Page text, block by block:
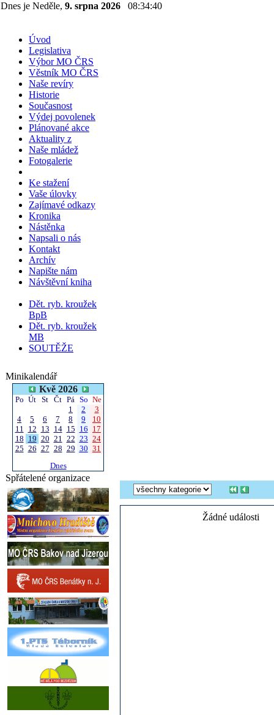
Dnes je Neděle, 9. srpna 2026 08:34:42
Úvod
Legislativa
Výbor MO ČRS
Věstník MO ČRS
Naše revíry
Historie
Současnost
Výdej povolenek
Plánované akce
Aktuality z
Naše mládež
Fotogalerie
Ke stažení
Vaše úlovky
Zajímavé odkazy
Kronika
Nástěnka
Napsali o nás
Kontakt
Archív
Napište nám
Návštěvní kniha
Dět. ryb. kroužek
BpB
Dět. ryb. kroužek
MB
SOUTĚŽE
Minikalendář
Kvě 2026
Po Út St Čt Pá So Ne
1
2
3
4
5 6 7 8 9
10
11 12 13 14 15 16 17
18 19 20 21 22 23 24
25 26 27 28 29 30 31
Dnes
Spřátelené organizace
Žádné události